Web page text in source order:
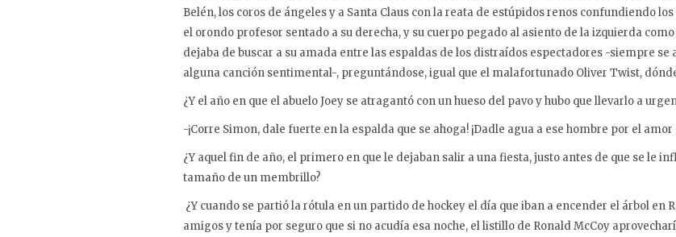
Belén, los coros de ángeles y a Santa Claus con la reata de estúpidos renos confundiendo
el orondo profesor sentado a su derecha, y su cuerpo pegado al asiento de la izquierda
dejaba de buscar a su amada entre las espaldas de los distraídos espectadores -siempre
alguna canción sentimental-, preguntándose, igual que el malafortunado Oliver Twist,
¿Y el año en que el abuelo Joey se atragantó con un hueso del pavo y hubo que llevarlo a
-¡Corre Simon, dale fuerte en la espalda que se ahoga! ¡Dadle agua a ese hombre por el amor
¿Y aquel fin de año, el primero en que le dejaban salir a una fiesta, justo antes de que se le
tamaño de un membrillo?
¿Y cuando se partió la rótula en un partido de hockey el día que iban a encender el árbol en
amigos y tenía por seguro que si no acudía esa noche, el listillo de Ronald McCoy